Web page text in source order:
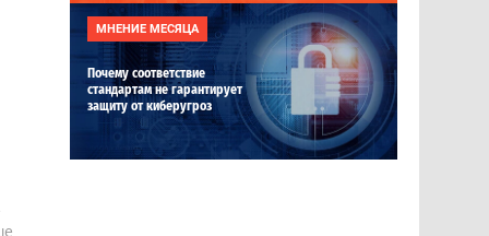
МНЕНИЕ МЕСЯЦА
Почему соответствие
стандартам не гарантирует
защиту от киберугроз